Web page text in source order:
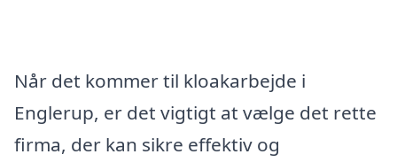
Når det kommer til kloakarbejde i
Englerup, er det vigtigt at vælge det rette
firma, der kan sikre effektiv og